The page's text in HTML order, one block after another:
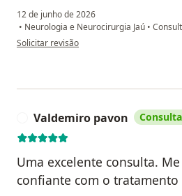
12 de junho de 2026
• Neurologia e Neurocirurgia Jaú •
na opinião do utilizador L.A.Y.
Solicitar revisão
Valdemiro pavon
Uma excelente consulta.
confiante com o tratamento